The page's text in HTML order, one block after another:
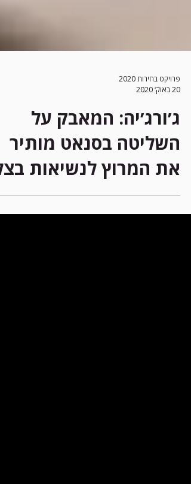
פרויקט בחירות 2020
ג׳ורג׳יה: המאבק על
השליטה בסנאט מותיר
את המרוץ לנשיאות